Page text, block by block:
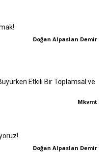
Doğan Alpaslan Demir
Etkili Bir Toplamsal ve
Mkvmt
Doğan Alpaslan Demir